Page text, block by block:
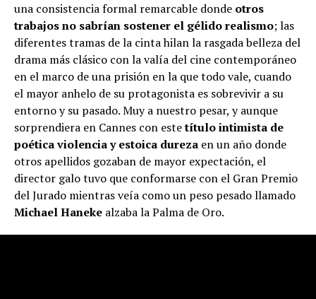
una consistencia formal remarcable donde otros
trabajos no sabrían sostener el gélido realismo; las
diferentes tramas de la cinta hilan la rasgada belleza del
drama más clásico con la valía del cine contemporáneo
en el marco de una prisión en la que todo vale, cuando
el mayor anhelo de su protagonista es sobrevivir a su
entorno y su pasado. Muy a nuestro pesar, y aunque
sorprendiera en Cannes con estetítulo intimista de
poética violencia y estoica dureza en un año donde
otros apellidos gozaban de mayor expectación, el
director galo tuvo que conformarse con el Gran Premio
del Jurado mientras veía como un peso pesado llamado
Michael Haneke alzaba la Palma de Oro.